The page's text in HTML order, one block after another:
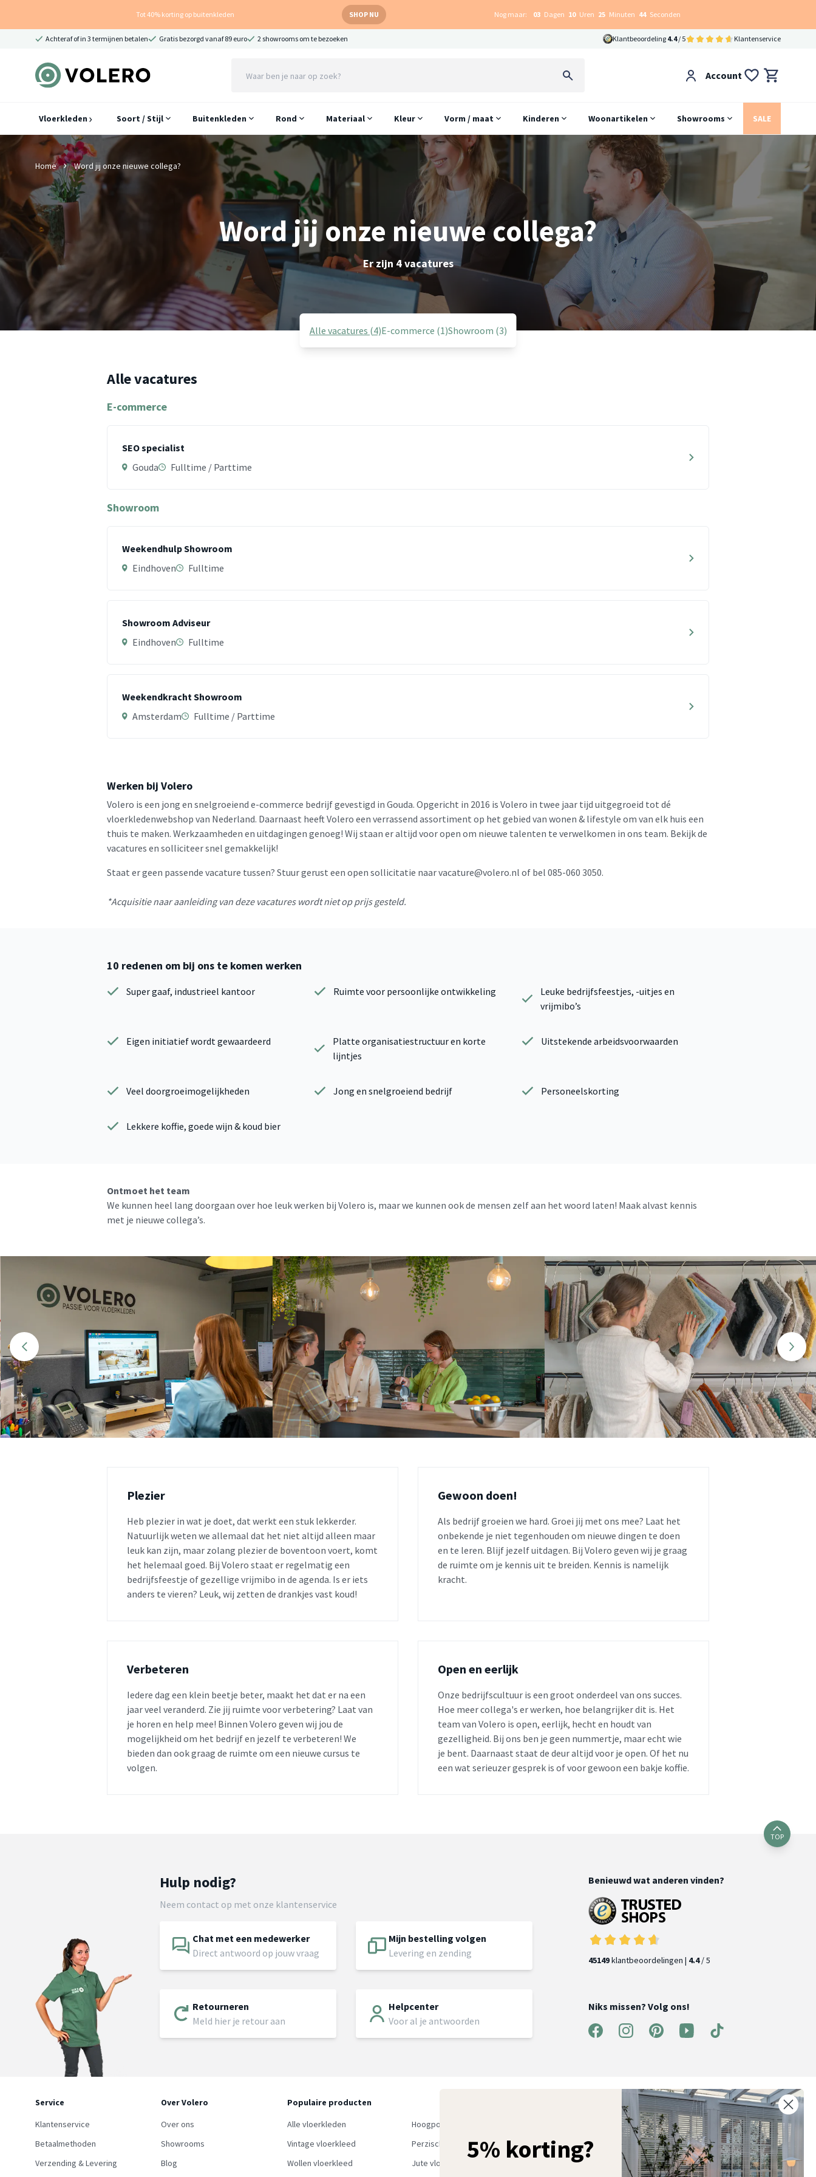
Tot 40% korting op buitenkleden SHOP NU Nog maar: 03 Dagen 10 Uren 25 Minuten 42 Seconden
Achteraf of in 3 termijnen betalen Gratis bezorgd vanaf 89 euro 2 showrooms om te bezoeken Klantbeoordeling 4.4/ 5 Klantenservice
Account
Vloerkleden Soort / Stijl Buitenkleden Rond Materiaal Kleur Vorm / maat Kinderen Woonartikelen Showrooms SALE
Home Word jij onze nieuwe collega?
Word jij onze nieuwe collega?
Er zijn 4 vacatures
Alle vacatures (4)E-commerce (1)Showroom (3)
Alle vacatures
E-commerce
SEO specialist
Gouda
Fulltime / Parttime
Showroom
Weekendhulp Showroom
Eindhoven
Fulltime
Showroom Adviseur
Eindhoven
Fulltime
Weekendkracht Showroom
Amsterdam
Fulltime / Parttime
Werken bij Volero
Volero is een jong en snelgroeiend e-commerce bedrijf gevestigd in Gouda. Opgericht in 2016 is Volero in twee jaar tijd uitgegroeid tot dé
vloerkledenwebshop van Nederland. Daarnaast heeft Volero een verrassend assortiment op het gebied van wonen & lifestyle om van elk huis een
thuis te maken. Werkzaamheden en uitdagingen genoeg! Wij staan er altijd voor open om nieuwe talenten te verwelkomen in ons team. Bekijk de
vacatures en solliciteer snel gemakkelijk!
Staat er geen passende vacature tussen? Stuur gerust een open sollicitatie naar vacature@volero.nl of bel 085-060 3050.
*Acquisitie naar aanleiding van deze vacatures wordt niet op prijs gesteld.
10 redenen om bij ons te komen werken
Super gaaf, industrieel kantoor Ruimte voor persoonlijke ontwikkeling
Leuke bedrijfsfeestjes, -uitjes en
vrijmibo’s
Eigen initiatief wordt gewaardeerd
Platte organisatiestructuur en korte
lijntjes
Uitstekende arbeidsvoorwaarden
Veel doorgroeimogelijkheden Jong en snelgroeiend bedrijf Personeelskorting
Lekkere koffie, goede wijn & koud bier
Ontmoet het team
We kunnen heel lang doorgaan over hoe leuk werken bij Volero is, maar we kunnen ook de mensen zelf aan het woord laten! Maak alvast kennis
met je nieuwe collega’s.
Plezier
Heb plezier in wat je doet, dat werkt een stuk lekkerder.
Natuurlijk weten we allemaal dat het niet altijd alleen maar
leuk kan zijn, maar zolang plezier de boventoon voert, komt
het helemaal goed. Bij Volero staat er regelmatig een
bedrijfsfeestje of gezellige vrijmibo in de agenda. Is er iets
anders te vieren? Leuk, wij zetten de drankjes vast koud!
Gewoon doen!
Als bedrijf groeien we hard. Groei jij met ons mee? Laat het
onbekende je niet tegenhouden om nieuwe dingen te doen
en te leren. Blijf jezelf uitdagen. Bij Volero geven wij je graag
de ruimte om je kennis uit te breiden. Kennis is namelijk
kracht.
Verbeteren
Iedere dag een klein beetje beter, maakt het dat er na een
jaar veel veranderd. Zie jij ruimte voor verbetering? Laat van
je horen en help mee! Binnen Volero geven wij jou de
mogelijkheid om het bedrijf en jezelf te verbeteren! We
bieden dan ook graag de ruimte om een nieuwe cursus te
volgen.
Open en eerlijk
Onze bedrijfscultuur is een groot onderdeel van ons succes.
Hoe meer collega's er werken, hoe belangrijker dit is. Het
team van Volero is open, eerlijk, hecht en houdt van
gezelligheid. Bij ons ben je geen nummertje, maar echt wie
je bent. Daarnaast staat de deur altijd voor je open. Of het nu
een wat serieuzer gesprek is of voor gewoon een bakje koffie.
TOP
Hulp nodig?
Neem contact op met onze klantenservice
Chat met een medewerker
Direct antwoord op jouw vraag
Mijn bestelling volgen
Levering en zending
Retourneren
Meld hier je retour aan
Helpcenter
Voor al je antwoorden
Benieuwd wat anderen vinden?
45149klantbeoordelingen | 4.4/ 5
Niks missen? Volg ons!
Service
Klantenservice
Betaalmethoden
Verzending & Levering
Over Volero
Over ons
Showrooms
Blog
Populaire producten
Alle vloerkleden
Hoogpolig vloerkleed
Vintage vloerkleed
Perzisch tapijt
Wollen vloerkleed
Jute vloerkleed
Ontvang 5% korting op je eerste bestelling
Schrijf je in voor onze nieuwsbrief en ontvang als eerste nieuwe
wooninspiratie, collecties en aanbiedingen
5% korting?